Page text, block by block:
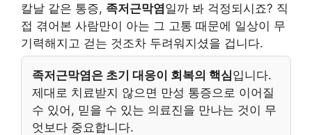
칼날 같은 통증, 족저근막염일까 봐 걱정되시죠? 직
접 겪어본 사람만이 아는 그 고통 때문에 일상이 무
기력해지고 걷는 것조차 두려워지셨을 겁니다.
족저근막염은 초기 대응이 회복의 핵심입니다.
제대로 치료받지 않으면 만성 통증으로 이어질
수 있어, 믿을 수 있는 의료진을 만나는 것이 무
엇보다 중요합니다.